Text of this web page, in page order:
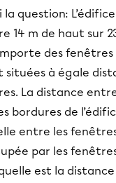
question:
14 m de haut sur
des fenêtres
situées à égale
La distance
bordures de
entre les
par les
est la